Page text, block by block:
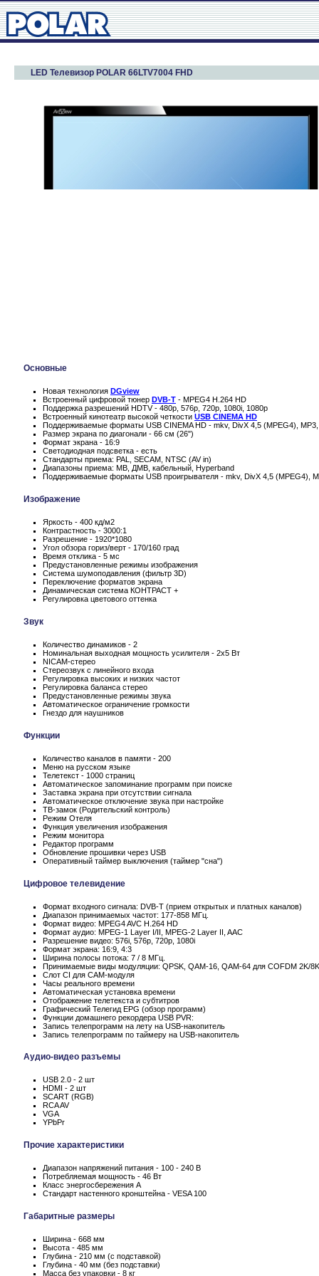
LED Телевизор POLAR 66LTV7004 FHD
Основные
Новая технология DGview
Встроенный цифровой тюнер DVB-T - MPEG4 H.264 HD
Поддержка разрешений HDTV - 480p, 576p, 720p, 1080i, 1080p
Встроенный кинотеатр высокой четкости USB CINEMA HD
Поддерживаемые форматы USB CINEMA HD - mkv, DivX 4,5 (MPEG4),
Размер экрана по диагонали - 66 см (26")
Формат экрана - 16:9
Светодиодная подсветка - есть
Стандарты приема: PAL, SECAM, NTSC (AV in)
Диапазоны приема: МВ, ДМВ, кабельный, Hyperband
Поддерживаемые форматы USB проигрывателя - mkv, DivX 4,5 (MPEG4),
Изображение
Яркость - 400 кд/м2
Контрастность - 3000:1
Разрешение - 1920*1080
Угол обзора гориз/верт - 170/160 град
Время отклика - 5 мс
Предустановленные режимы изображения
Система шумоподавления (фильтр 3D)
Переключение форматов экрана
Динамическая система КОНТРАСТ +
Регулировка цветового оттенка
Звук
Количество динамиков - 2
Номинальная выходная мощность усилителя - 2x5 Вт
NICAM-стерео
Стереозвук с линейного входа
Регулировка высоких и низких частот
Регулировка баланса стерео
Предустановленные режимы звука
Автоматическое ограничение громкости
Гнездо для наушников
Функции
Количество каналов в памяти - 200
Меню на русском языке
Телетекст - 1000 страниц
Автоматическое запоминание программ при поиске
Заставка экрана при отсутствии сигнала
Автоматическое отключение звука при настройке
ТВ-замок (Родительский контроль)
Режим Отеля
Функция увеличения изображения
Режим монитора
Редактор программ
Обновление прошивки через USB
Оперативный таймер выключения (таймер "сна")
Цифровое телевидение
Формат входного сигнала: DVB-T (прием открытых и платных каналов)
Диапазон принимаемых частот: 177-858 МГц.
Формат видео: MPEG4 AVC H.264 HD
Формат аудио: MPEG-1 Layer I/II, MPEG-2 Layer II, AAC
Разрешение видео: 576i, 576p, 720p, 1080i
Формат экрана: 16:9, 4:3
Ширина полосы потока: 7 / 8 МГц.
Принимаемые виды модуляции: QPSK, QAM-16, QAM-64 для COFDM 2K/8K
Слот CI для CAM-модуля
Часы реального времени
Автоматическая установка времени
Отображение телетекста и субтитров
Графический Телегид EPG (обзор программ)
Функции домашнего рекордера USB PVR:
Запись телепрограмм на лету на USB-накопитель
Запись телепрограмм по таймеру на USB-накопитель
Аудио-видео разъемы
USB 2.0 - 2 шт
HDMI - 2 шт
SCART (RGB)
RCA AV
VGA
YPbPr
Прочие характеристики
Диапазон напряжений питания - 100 - 240 В
Потребляемая мощность - 46 Вт
Класс энергосбережения А
Стандарт настенного кронштейна - VESA 100
Габаритные размеры
Ширина - 668 мм
Высота - 485 мм
Глубина - 210 мм (с подставкой)
Глубина - 40 мм (без подставки)
Масса без упаковки - 8 кг